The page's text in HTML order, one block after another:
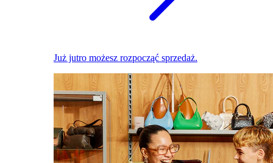
Już jutro możesz rozpocząć sprzedaż.